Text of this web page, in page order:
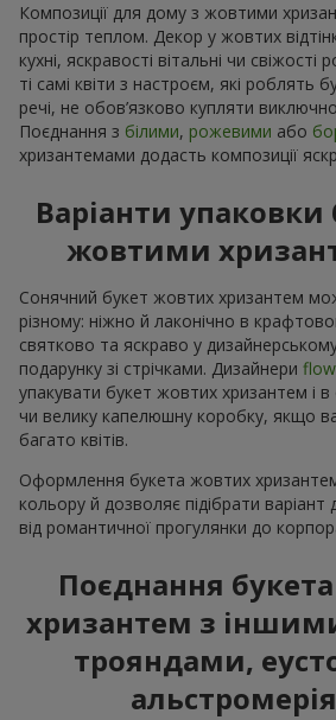
Композиції для дому з жовтими
простір теплом. Декор у жовтих
кухні, яскравості вітальні чи
ті самі квіти з настроєм, які роблять
речі, не обов’язково купляти
Поєднання з білими, рожевими або
хризантемами додасть композиції
Варіанти упаковки
жовтими
Сонячний букет жовтих хризантем
різному: ніжно й лаконічно в
святково та яскраво у
подарунку зі стрічками. Дизайнери
упакувати букет жовтих хризантем і
чи велику капелюшну коробку, якщо
багато квітів.
Оформлення букета жовтих
кольору й дозволяє підібрати варіант
від романтичної прогулянки до
Поєднання
хризантем з
трояндами,